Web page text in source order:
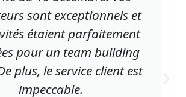
sont exceptionnels et
étaient parfaitement
pour un team building
plus, le service client est
impeccable.